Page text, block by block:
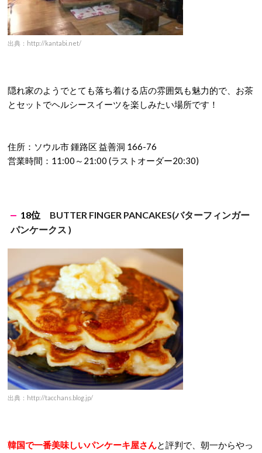
出典：http://kantabi.net/
隠れ家のようでとても落ち着ける店の雰囲気も魅力的で、お茶
とセットでヘルシースイーツを楽しみたい場所です！
住所：ソウル市 鍾路区 益善洞 166-76
営業時間：11:00～21:00 (ラストオーダー20:30)
18位 BUTTER FINGER PANCAKES(バターフィンガー
パンケークス )
出典：http://tacchans.blog.jp/
韓国で一番美味しいパンケーキ屋さんと評判で、朝一からやっ